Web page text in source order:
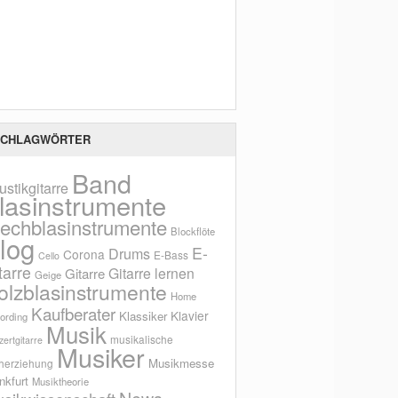
Band
Blockflöte
Cello Corona Drums E-Bass E-
Geige Gitarre Gitarre lernen
Home
Kaufberater Klassiker Klavier
Musik musikalische
Musiker Musikmesse
Musiktheorie